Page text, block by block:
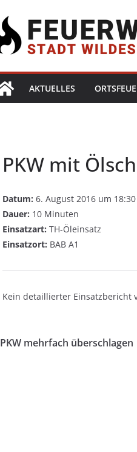
AKTUELLES
PKW mit
Datum: 6. August 2016 um
Dauer: 10 Minuten
Einsatzart: TH-Öleinsatz
Einsatzort: BAB A1
Kein detaillierter Einsatzbericht
PKW mehrfach überschlagen